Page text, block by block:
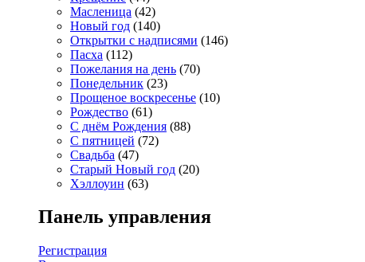
Масленица (42)
Новый год (140)
Открытки с надписями (146)
Пасха (112)
Пожелания на день (70)
Понедельник (23)
Прощеное воскресенье (10)
Рождество (61)
С днём Рождения (88)
С пятницей (72)
Свадьба (47)
Старый Новый год (20)
Хэллоуин (63)
Панель управления
Регистрация